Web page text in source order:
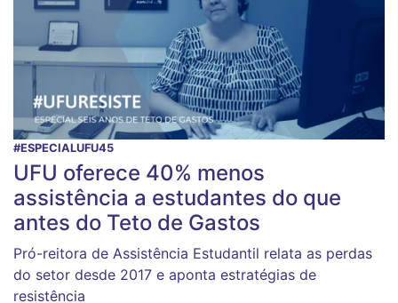
#ESPECIALUFU45
UFU oferece 40% menos
assistência a estudantes do que
antes do Teto de Gastos
Pró-reitora de Assistência Estudantil relata as perdas
do setor desde 2017 e aponta estratégias de
resistência